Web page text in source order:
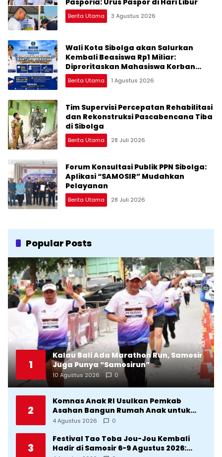
Pasporia: Urus Paspor di Hari Libur
Berita Utama 3 Agustus 2026
Wali Kota Sibolga akan Salurkan
Kembali Beasiswa Rp1 Miliar:
Diproritaskan Mahasiswa Korban
Bencana
Berita Utama 1 Agustus 2026
Tim Supervisi Percepatan Rehabilitasi
dan Rekonstruksi Pascabencana Tiba
di Sibolga
Berita Utama 28 Juli 2026
Forum Konsultasi Publik PPN Sibolga:
Aplikasi “SAMOSIR” Mudahkan
Pelayanan
Berita Utama 28 Juli 2026
Popular Posts
1
Kalau Bali Ada Marathon Run, Samosir
Juga Punya “Samosirun”
10 Agustus 2026 0
2
Komnas Anak RI Usulkan Pemkab
Asahan Bangun Rumah Anak untuk
Korban Kekerasan
4 Agustus 2026 0
3
Festival Tao Toba Jou-Jou Kembali
Hadir di Samosir 6-9 Agustus 2026: